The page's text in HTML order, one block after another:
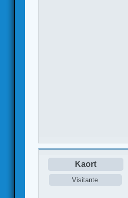
Kaort
Visitante